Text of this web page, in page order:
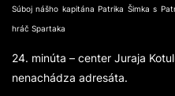
Súboj nášho kapitána Patrika Šimka s
hráč Spartaka
24. minúta – center Juraja
nenachádza adresáta.